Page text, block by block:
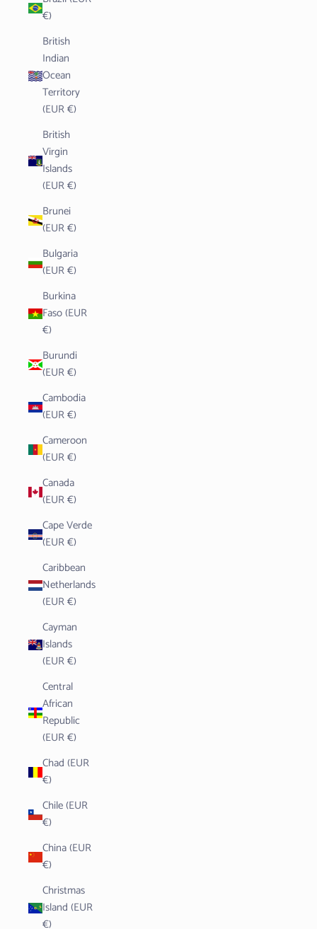
€)
British
Indian
Ocean
Territory
(EUR €)
British
Virgin
Islands
(EUR €)
Brunei
(EUR €)
Bulgaria
(EUR €)
Burkina
Faso (EUR
€)
Burundi
(EUR €)
Cambodia
(EUR €)
Cameroon
(EUR €)
Canada
(EUR €)
Cape Verde
(EUR €)
Caribbean
Netherlands
(EUR €)
Cayman
Islands
(EUR €)
Central
African
Republic
(EUR €)
Chad (EUR
€)
Chile (EUR
€)
China (EUR
€)
Christmas
Island (EUR
€)